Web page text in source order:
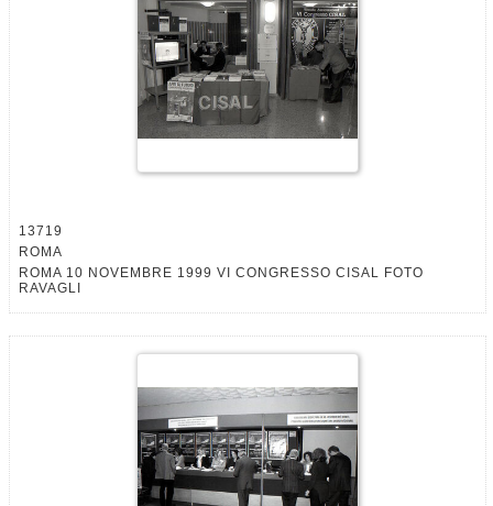
13719
ROMA
ROMA 10 NOVEMBRE 1999 VI CONGRESSO CISAL FOTO
RAVAGLI